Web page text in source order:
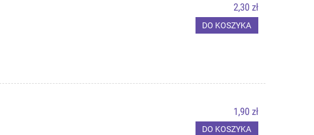
2,30 zł
DO KOSZYKA
1,90 zł
DO KOSZYKA